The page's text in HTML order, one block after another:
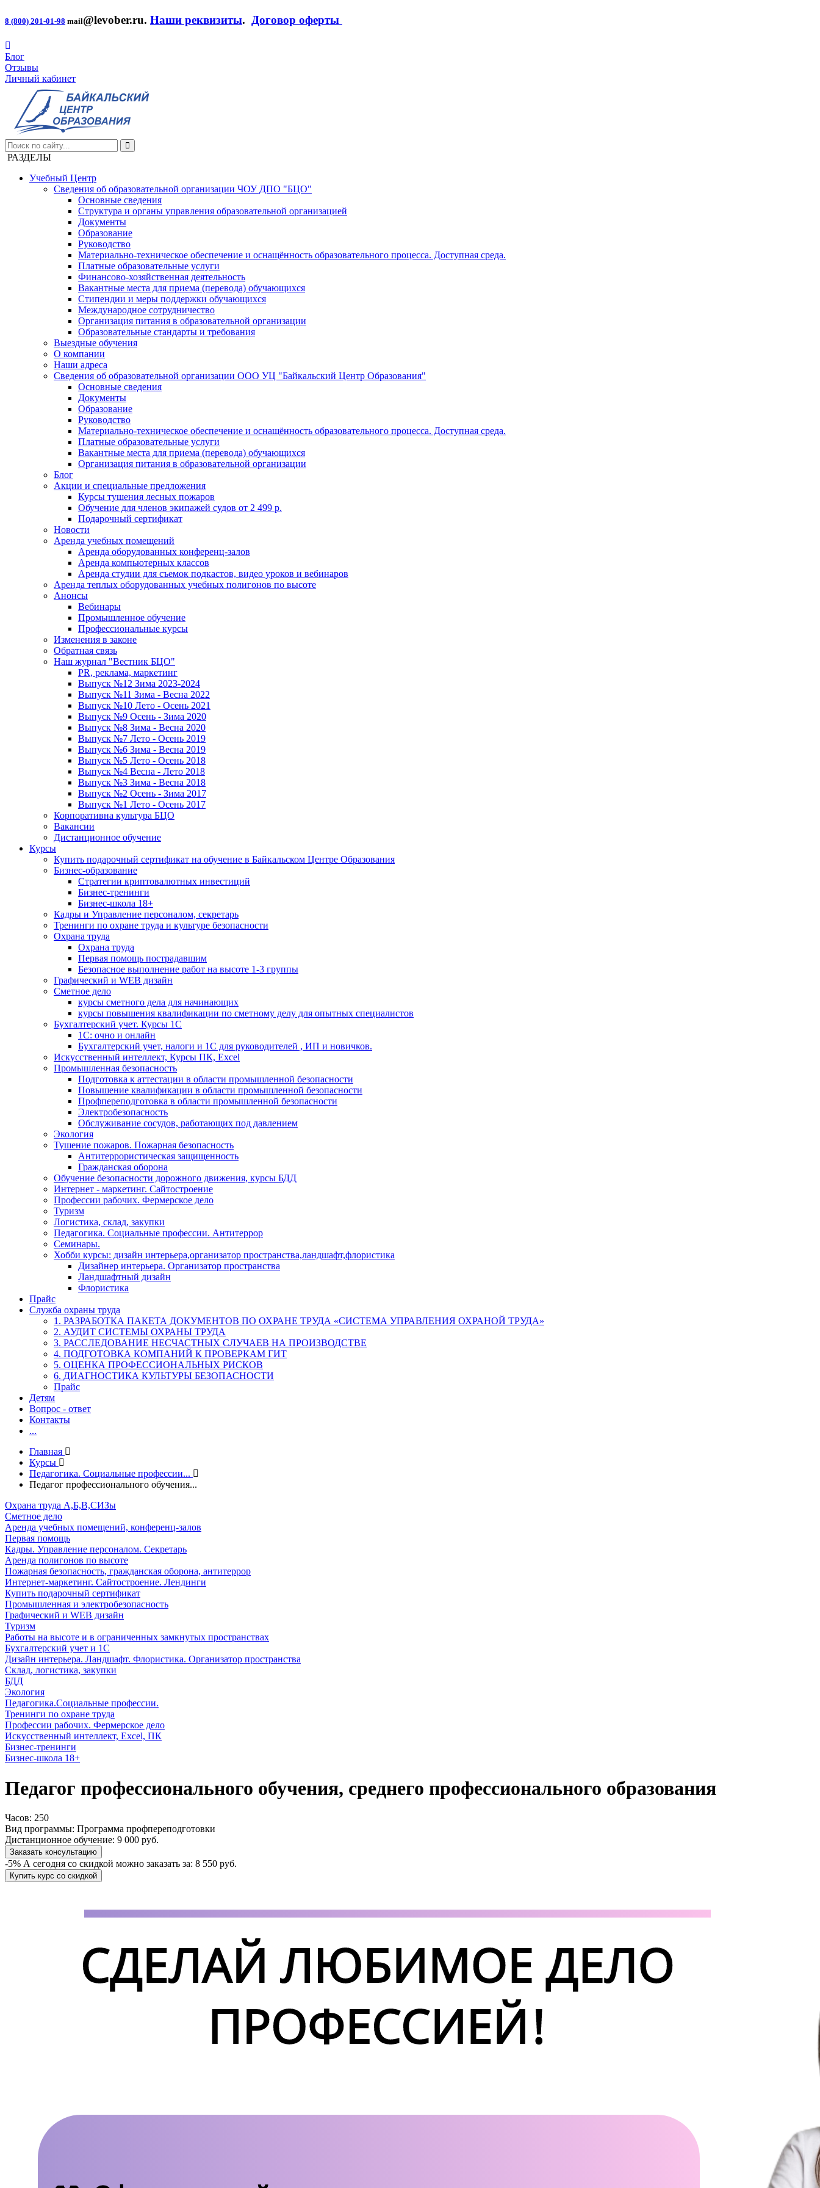
8 (800) 201-01-98 mail@levober.ru. Наши реквизиты. Договор оферты
Блог
Отзывы
Личный кабинет
РАЗДЕЛЫ
Учебный Центр
Сведения об образовательной организации ЧОУ ДПО "БЦО"
Основные сведения
Структура и органы управления образовательной организацией
Документы
Образование
Руководство
Материально-техническое обеспечение и оснащённость образовательного процесса. Доступная среда.
Платные образовательные услуги
Финансово-хозяйственная деятельность
Вакантные места для приема (перевода) обучающихся
Стипендии и меры поддержки обучающихся
Международное сотрудничество
Организация питания в образовательной организации
Образовательные стандарты и требования
Выездные обучения
О компании
Наши адреса
Сведения об образовательной организации ООО УЦ "Байкальский Центр Образования"
Основные сведения
Документы
Образование
Руководство
Материально-техническое обеспечение и оснащённость образовательного процесса. Доступная среда.
Платные образовательные услуги
Вакантные места для приема (перевода) обучающихся
Организация питания в образовательной организации
Блог
Акции и специальные предложения
Курсы тушения лесных пожаров
Обучение для членов экипажей судов от 2 499 р.
Подарочный сертификат
Новости
Аренда учебных помещений
Аренда оборудованных конференц-залов
Аренда компьютерных классов
Аренда студии для съемок подкастов, видео уроков и вебинаров
Аренда теплых оборудованных учебных полигонов по высоте
Анонсы
Вебинары
Промышленное обучение
Профессиональные курсы
Изменения в законе
Обратная связь
Наш журнал "Вестник БЦО"
PR, реклама, маркетинг
Выпуск №12 Зима 2023-2024
Выпуск №11 Зима - Весна 2022
Выпуск №10 Лето - Осень 2021
Выпуск №9 Осень - Зима 2020
Выпуск №8 Зима - Весна 2020
Выпуск №7 Лето - Осень 2019
Выпуск №6 Зима - Весна 2019
Выпуск №5 Лето - Осень 2018
Выпуск №4 Весна - Лето 2018
Выпуск №3 Зима - Весна 2018
Выпуск №2 Осень - Зима 2017
Выпуск №1 Лето - Осень 2017
Корпоративна культура БЦО
Вакансии
Дистанционное обучение
Курсы
Купить подарочный сертификат на обучение в Байкальском Центре Образования
Бизнес-образование
Стратегии криптовалютных инвестиций
Бизнес-тренинги
Бизнес-школа 18+
Кадры и Управление персоналом, секретарь
Тренинги по охране труда и культуре безопасности
Охрана труда
Охрана труда
Первая помощь пострадавшим
Безопасное выполнение работ на высоте 1-3 группы
Графический и WEB дизайн
Сметное дело
курсы сметного дела для начинающих
курсы повышения квалификации по сметному делу для опытных специалистов
Бухгалтерский учет. Курсы 1С
1С: очно и онлайн
Бухгалтерский учет, налоги и 1С для руководителей , ИП и новичков.
Искусственный интеллект, Курсы ПК, Excel
Промышленная безопасность
Подготовка к аттестации в области промышленной безопасности
Повышение квалификации в области промышленной безопасности
Профпереподготовка в области промышленной безопасности
Электробезопасность
Обслуживание сосудов, работающих под давлением
Экология
Тушение пожаров. Пожарная безопасность
Антитеррористическая защищенность
Гражданская оборона
Обучение безопасности дорожного движения, курсы БДД
Интернет - маркетинг. Сайтостроение
Профессии рабочих. Фермерское дело
Туризм
Логистика, склад, закупки
Педагогика. Социальные профессии. Антитеррор
Семинары.
Хобби курсы: дизайн интерьера,организатор пространства,ландшафт,флористика
Дизайнер интерьера. Организатор пространства
Ландшафтный дизайн
Флористика
Прайс
Служба охраны труда
1. РАЗРАБОТКА ПАКЕТА ДОКУМЕНТОВ ПО ОХРАНЕ ТРУДА «СИСТЕМА УПРАВЛЕНИЯ ОХРАНОЙ ТРУДА»
2. АУДИТ СИСТЕМЫ ОХРАНЫ ТРУДА
3. РАССЛЕДОВАНИЕ НЕСЧАСТНЫХ СЛУЧАЕВ НА ПРОИЗВОДСТВЕ
4. ПОДГОТОВКА КОМПАНИЙ К ПРОВЕРКАМ ГИТ
5. ОЦЕНКА ПРОФЕССИОНАЛЬНЫХ РИСКОВ
6. ДИАГНОСТИКА КУЛЬТУРЫ БЕЗОПАСНОСТИ
Прайс
Детям
Вопрос - ответ
Контакты
...
Главная
Курсы
Педагогика. Социальные профессии...
Педагог профессионального обучения...
Охрана труда А,Б,В,СИЗы
Сметное дело
Аренда учебных помещений, конференц-залов
Первая помощь
Кадры. Управление персоналом. Секретарь
Аренда полигонов по высоте
Пожарная безопасность, гражданская оборона, антитеррор
Интернет-маркетинг. Сайтостроение. Лендинги
Купить подарочный сертификат
Промышленная и электробезопасность
Графический и WEB дизайн
Туризм
Работы на высоте и в ограниченных замкнутых пространствах
Бухгалтерский учет и 1С
Дизайн интерьера. Ландшафт. Флористика. Организатор пространства
Склад, логистика, закупки
БДД
Экология
Педагогика.Социальные профессии.
Тренинги по охране труда
Профессии рабочих. Фермерское дело
Искусственный интеллект, Excel, ПК
Бизнес-тренинги
Бизнес-школа 18+
Педагог профессионального обучения, среднего профессионального образования
Часов: 250
Вид программы: Программа профпереподготовки
Дистанционное обучение: 9 000 руб.
Заказать консультацию
-5% А сегодня со скидкой можно заказать за: 8 550 руб.
Купить курс со скидкой